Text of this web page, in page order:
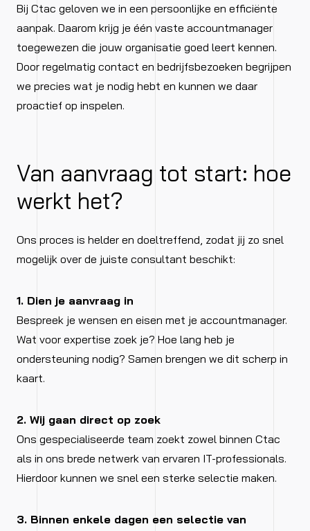
Bij Ctac geloven we in een persoonlijke en efficiënte
aanpak. Daarom krijg je één vaste accountmanager
toegewezen die jouw organisatie goed leert kennen.
Door regelmatig contact en bedrijfsbezoeken begrijpen
we precies wat je nodig hebt en kunnen we daar
proactief op inspelen.
Van aanvraag tot start: hoe
werkt het?
Ons proces is helder en doeltreffend, zodat jij zo snel
mogelijk over de juiste consultant beschikt:
1. Dien je aanvraag in
Bespreek je wensen en eisen met je accountmanager.
Wat voor expertise zoek je? Hoe lang heb je
ondersteuning nodig? Samen brengen we dit scherp in
kaart.
2. Wij gaan direct op zoek
Ons gespecialiseerde team zoekt zowel binnen Ctac
als in ons brede netwerk van ervaren IT-professionals.
Hierdoor kunnen we snel een sterke selectie maken.
3. Binnen enkele dagen een selectie van